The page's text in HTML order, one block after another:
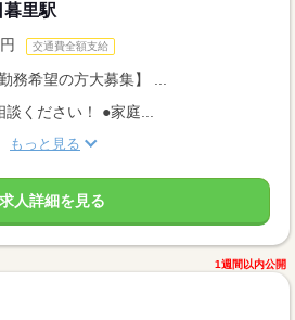
暮里駅
交通費全額支給
務希望の方大募集】 ...
ください！ ●家庭...
もっと見る
求人詳細を見る
1週間以内公開